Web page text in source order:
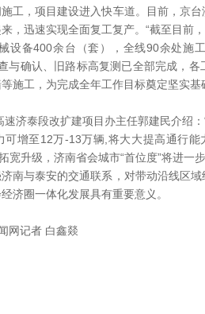
工，项目建设进入快车道。目前，京
，迅速实现全面复工复产。“截至目前
设备400余台（套），全线90余处施
与确认、旧路标高复测已全部完成，
施工，为完成全年工作目标奠定坚实基
泰段改扩建项目办主任郭建民介绍：
可增至12万-13万辆,将大大提高通行能
宽升级，济南省会城市“首位度”将进一
南与泰安的交通联系，对带动沿线区
济圈一体化发展具有重要意义。
记者 白鑫燚